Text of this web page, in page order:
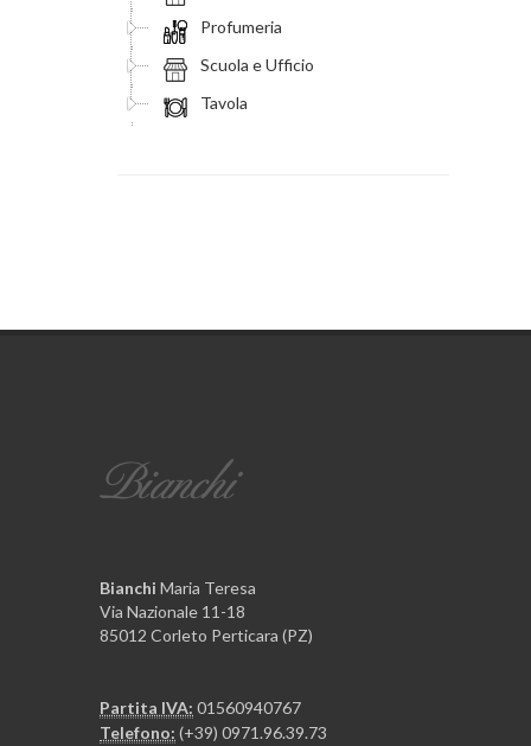
Profumeria
Scuola e Ufficio
Tavola
Bianchi Maria Teresa
Via Nazionale 11-18
85012 Corleto Perticara (PZ)
Partita IVA: 01560940767
Telefono: (+39) 0971.96.39.73